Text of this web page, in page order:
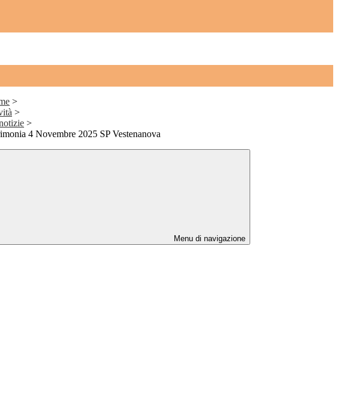
>
>
>
4 Novembre 2025 SP Vestenanova
Menu di navigazione